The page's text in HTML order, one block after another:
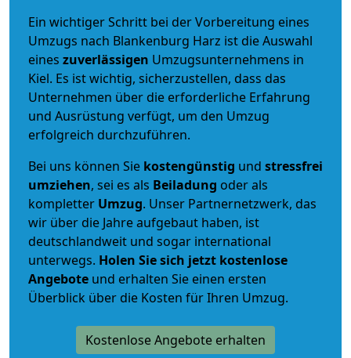
Ein wichtiger Schritt bei der Vorbereitung eines
Umzugs nach Blankenburg Harz ist die Auswahl
eines zuverlässigen Umzugsunternehmens in
Kiel. Es ist wichtig, sicherzustellen, dass das
Unternehmen über die erforderliche Erfahrung
und Ausrüstung verfügt, um den Umzug
erfolgreich durchzuführen.
Bei uns können Sie kostengünstig und stressfrei
umziehen, sei es als Beiladung oder als
kompletter Umzug. Unser Partnernetzwerk, das
wir über die Jahre aufgebaut haben, ist
deutschlandweit und sogar international
unterwegs. Holen Sie sich jetzt kostenlose
Angebote und erhalten Sie einen ersten
Überblick über die Kosten für Ihren Umzug.
Kostenlose Angebote erhalten